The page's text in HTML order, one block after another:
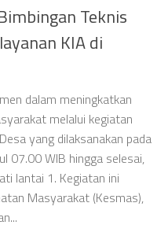
Teknis
KIA di
dalam meningkatkan
melalui kegiatan
yang dilaksanakan pada
07.00 WIB hingga selesai,
lantai 1. Kegiatan ini
Masyarakat (Kesmas),